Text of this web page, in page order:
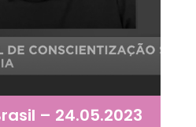
– 24.05.2023